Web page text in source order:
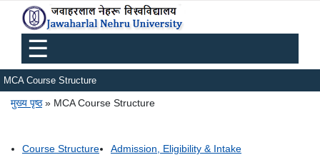
Main menu
☰
MCA Course Structure
पग चिन्ह
मुख्य पृष्ठ MCA Course Structure
Course Structure Admission, Eligibility & Intake